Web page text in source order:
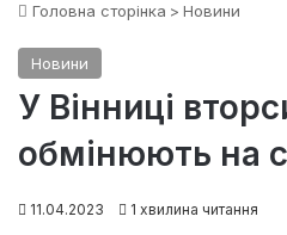
Головна сторінка > Новини
Новини
У Вінниці
обмінюють на
11.04.2023 1 хвилина читання